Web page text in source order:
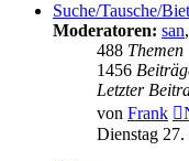
Suche/Tausche/
Moderatoren: san,
488 Themen
1456
Letzter
von Frank
Dienstag